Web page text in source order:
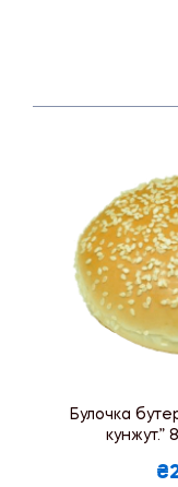
Булочка
кунжут.”